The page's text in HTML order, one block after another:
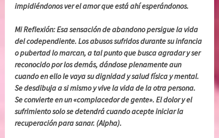
impidiéndonos ver el amor que está ahí esperándonos.
Mi Reflexión:Esa sensación de abandono persigue la vida
del codependiente. Los abusos sufridos durante su infancia
o pubertad lo marcan, a tal punto que busca agradar y ser
reconocido por los demás, dándose plenamente aun
cuando en ello le vaya su dignidad y salud física y mental.
Se desdibuja a si mismo y vive la vida de la otra persona.
Se convierte en un «complacedor de gente». El dolor y el
sufrimiento solo se detendrá cuando acepte iniciar la
recuperación para sanar. (Alpha).